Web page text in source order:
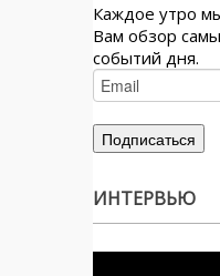
Каждое утро
Вам обзор
событий дня.
ИНТЕРВЬЮ